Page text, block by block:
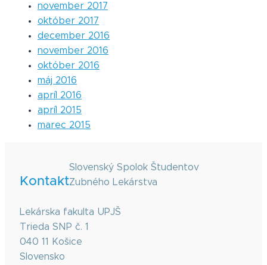
november 2017
október 2017
december 2016
november 2016
október 2016
máj 2016
apríl 2016
apríl 2015
marec 2015
Kontakt
Slovenský Spolok Študentov
Zubného Lekárstva
Lekárska fakulta UPJŠ
Trieda SNP č. 1
040 11 Košice
Slovensko